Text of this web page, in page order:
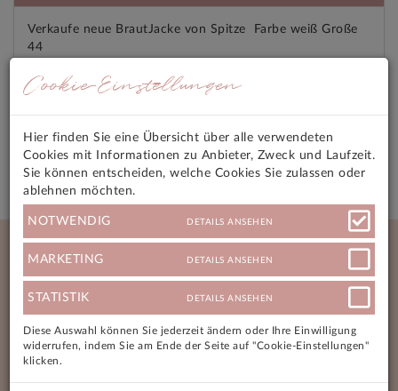
Verkaufe neue BrautJacke von Spitze Farbe weiß Große
44
Versandkosten
Neue Angebote
Cookie-Einstellungen
Hier finden Sie eine Übersicht über alle verwendeten
Cookies mit Informationen zu Anbieter, Zweck und Laufzeit.
Sie können entscheiden, welche Cookies Sie zulassen oder
ablehnen möchten.
NOTWENDIG DETAILS ANSEHEN
MARKETING DETAILS ANSEHEN
STATISTIK DETAILS ANSEHEN
Diese Auswahl können Sie jederzeit ändern oder Ihre Einwilligung
widerrufen, indem Sie am Ende der Seite auf "Cookie-Einstellungen"
klicken.